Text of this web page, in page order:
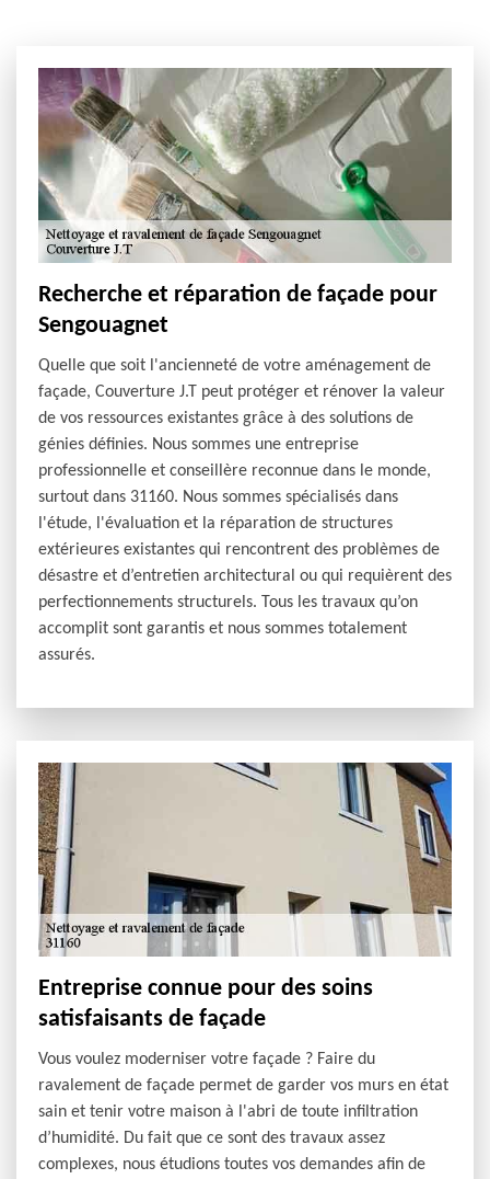
Recherche et réparation de façade pour
Sengouagnet
Quelle que soit l'ancienneté de votre aménagement de
façade, Couverture J.T peut protéger et rénover la valeur
de vos ressources existantes grâce à des solutions de
génies définies. Nous sommes une entreprise
professionnelle et conseillère reconnue dans le monde,
surtout dans 31160. Nous sommes spécialisés dans
l'étude, l'évaluation et la réparation de structures
extérieures existantes qui rencontrent des problèmes de
désastre et d’entretien architectural ou qui requièrent des
perfectionnements structurels. Tous les travaux qu’on
accomplit sont garantis et nous sommes totalement
assurés.
Entreprise connue pour des soins
satisfaisants de façade
Vous voulez moderniser votre façade ? Faire du
ravalement de façade permet de garder vos murs en état
sain et tenir votre maison à l'abri de toute infiltration
d’humidité. Du fait que ce sont des travaux assez
complexes, nous étudions toutes vos demandes afin de